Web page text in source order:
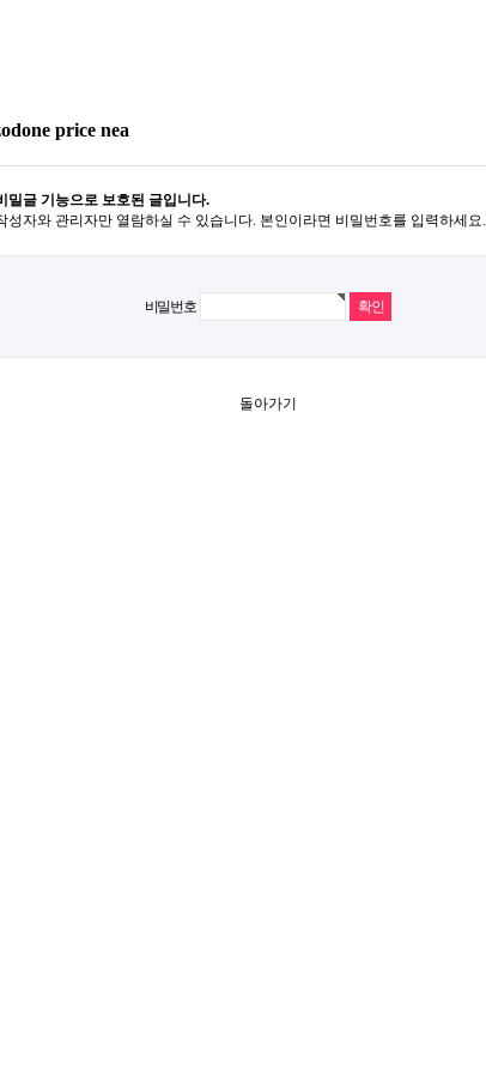
price nea
밀글 기능으로 보호된 글입니다.
성자와 관리자만 열람하실 수 있습니다. 본인이라면 비밀번호를 입력하세요.
비밀번호
돌아가기